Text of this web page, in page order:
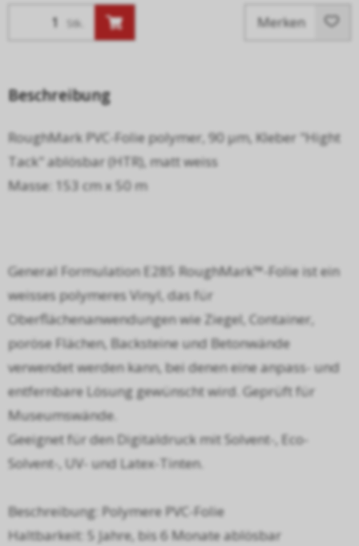
Stk. Merken
Beschreibung
RoughMark PVC-Folie polymer, 90 µm, Kleber "Hight
Tack" ablösbar (HTR), matt weiss
Masse: 153 cm x 50 m
General Formulation E285 RoughMark™-Folie ist ein
weisses polymeres Vinyl, das für
Oberflächenanwendungen wie Ziegel, Container,
poröse Flächen, Backsteine und Betonwände
verwendet werden kann, bei denen eine anpass- und
entfernbare Lösung gewünscht wird. Geprüft für
Museumswände.
Geeignet für den Digitaldruck mit Solvent-, Eco-
Solvent-, UV- und Latex-Tinten.
Beschreibung: Polymere PVC-Folie
Haltbarkeit: 5 Jahre, bis 6 Monate ablösbar